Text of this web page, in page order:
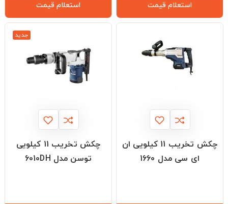
استعلام قیمت استعلام قیمت
چکش تخریب 11 کیلویی ان
ای سی مدل 1660
جدید
چکش تخریب 11 کیلویی
توسن مدل 6010DH